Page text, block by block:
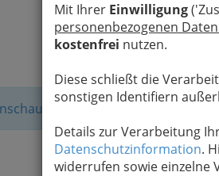
Mit Ihrer Einwilligung
personenbezogenen
kostenfrei nutzen.
Diese schließt die
sonstigen Identifiern
Details zur Verarbeitung
Datenschutzinformation.
widerrufen sowie einzelne